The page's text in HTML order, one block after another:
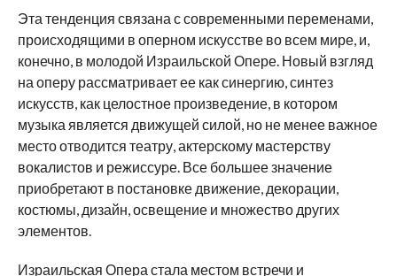
Эта тенденция связана с современными переменами,
происходящими в оперном искусстве во всем мире, и,
конечно, в молодой Израильской Опере. Новый взгляд
на оперу рассматривает ее как синергию, синтез
искусств, как целостное произведение, в котором
музыка является движущей силой, но не менее важное
место отводится театру, актерскому мастерству
вокалистов и режиссуре. Все большее значение
приобретают в постановке движение, декорации,
костюмы, дизайн, освещение и множество других
элементов.
Израильская Опера стала местом встречи и